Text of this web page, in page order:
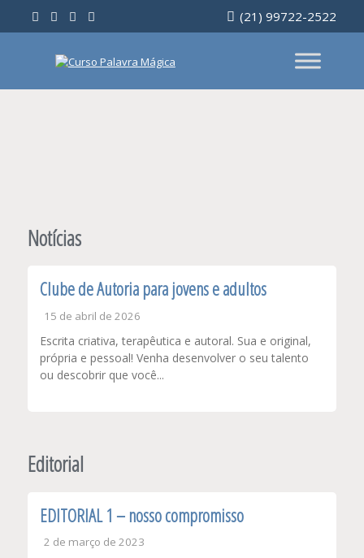
o
(21) 99722-2522
Notícias
Clube de Autoria para jovens e adultos
15 de abril de 2026
Escrita criativa, terapêutica e autoral. Sua e original,
própria e pessoal! Venha desenvolver o seu talento
ou descobrir que você...
Editorial
EDITORIAL 1 – nosso compromisso
2 de março de 2023